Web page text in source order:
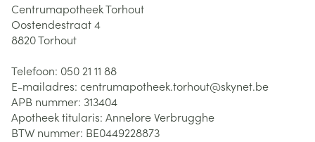
Centrumapotheek Torhout
Oostendestraat 4
8820Torhout
Telefoon: 050 21 11 88
E-mailadres: centrumapotheek.torhout@skynet.be
APB nummer: 313404
Apotheek titularis: Annelore Verbrugghe
BTW nummer: BE0449228873